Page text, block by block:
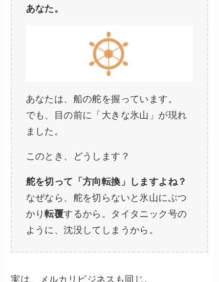
あなた。
あなたは、船の舵を握っています。
でも、目の前に「大きな氷山」が現れ
ました。
このとき、どうします？
舵を切って「方向転換」しますよね？
なぜなら、舵を切らないと氷山にぶつ
かり転覆するから。タイタニック号の
ように、沈没してしまうから。
実は、メルカリビジネスも同じ。